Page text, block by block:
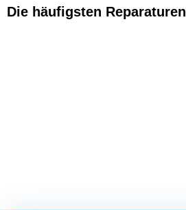
Die häufigsten Reparaturen